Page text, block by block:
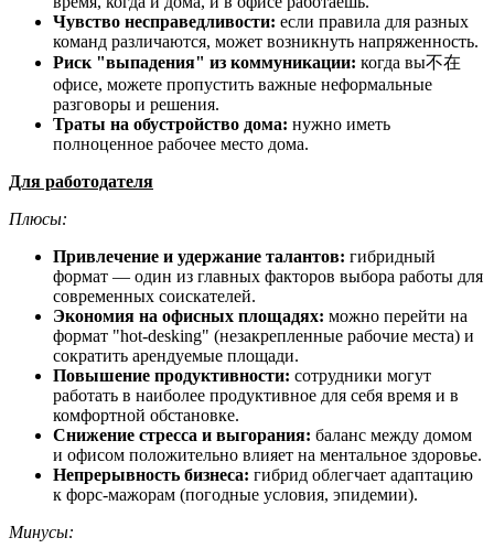
Чувство несправедливости: если правила для разных
команд различаются, может возникнуть напряженность.
Риск "выпадения" из коммуникации: когда вы不在
офисе, можете пропустить важные неформальные
разговоры и решения.
Траты на обустройство дома: нужно иметь
полноценное рабочее место дома.
Для работодателя
Плюсы:
Привлечение и удержание талантов: гибридный
формат — один из главных факторов выбора работы для
современных соискателей.
Экономия на офисных площадях: можно перейти на
формат "hot-desking" (незакрепленные рабочие места) и
сократить арендуемые площади.
Повышение продуктивности: сотрудники могут
работать в наиболее продуктивное для себя время и в
комфортной обстановке.
Снижение стресса и выгорания: баланс между домом
и офисом положительно влияет на ментальное здоровье.
Непрерывность бизнеса: гибрид облегчает адаптацию
к форс-мажорам (погодные условия, эпидемии).
Минусы: